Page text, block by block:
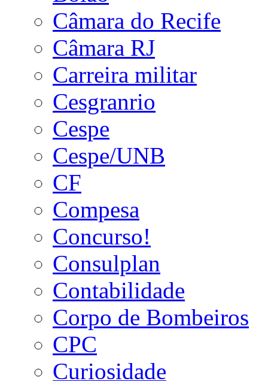
Câmara do Recife
Câmara RJ
Carreira militar
Cesgranrio
Cespe
Cespe/UNB
CF
Compesa
Concurso!
Consulplan
Contabilidade
Corpo de Bombeiros
CPC
Curiosidade